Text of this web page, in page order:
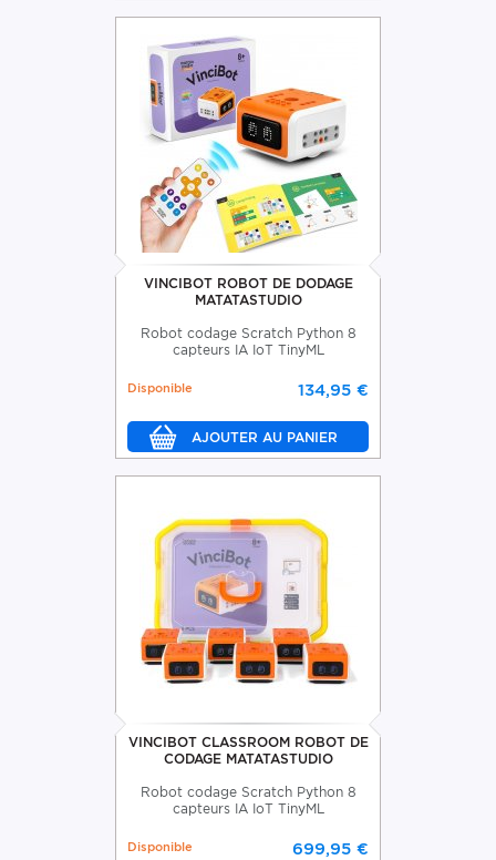
VINCIBOT ROBOT DE DODAGE
MATATASTUDIO
Robot codage Scratch Python 8
capteurs IA IoT TinyML
134,95 €
Disponible
VINCIBOT CLASSROOM ROBOT DE
CODAGE MATATASTUDIO
Robot codage Scratch Python 8
capteurs IA IoT TinyML
699,95 €
Disponible